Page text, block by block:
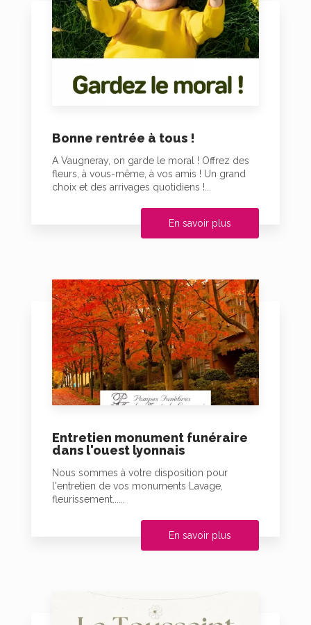
Bonne rentrée à tous !
A Vaugneray, on garde le moral ! Offrez des
fleurs, à vous-même, à vos amis ! Un grand
choix et des arrivages quotidiens !...
En savoir plus
Entretien monument funéraire
dans l'ouest lyonnais
Nous sommes à votre disposition pour
l'entretien de vos monuments Lavage,
fleurissement......
En savoir plus